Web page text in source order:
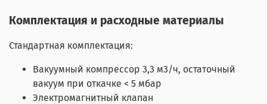
Комплектация и расходные материалы
Стандартная комплектация:
Вакуумный компрессор 3,3 м3/ч, остаточный
вакуум при откачке < 5 мбар
Электромагнитный клапан